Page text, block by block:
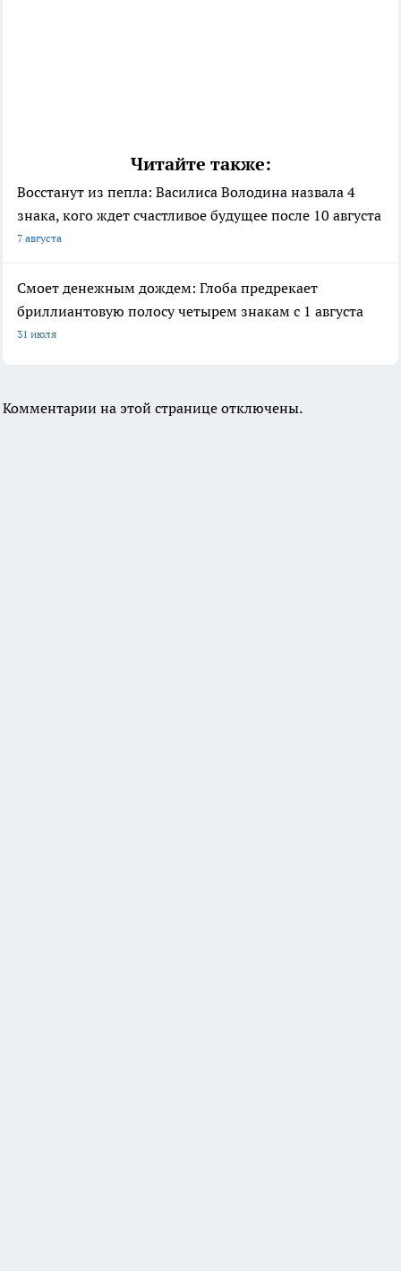
Читайте также:
Восстанут из пепла: Василиса Володина назвала 4
знака, кого ждет счастливое будущее после 10 августа
7 августа
Смоет денежным дождем: Глоба предрекает
бриллиантовую полосу четырем знакам с 1 августа
31 июля
Комментарии на этой странице отключены.